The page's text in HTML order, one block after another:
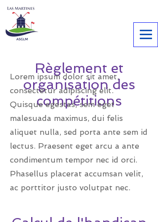
Règlement et
organisation des
compétitions
Lorem ipsum dolor sit amet,
consectetur adipiscing elit.
Quisque egestas, sem eget
malesuada maximus, dui felis
aliquet nulla, sed porta ante sem id
lectus. Praesent eget arcu a ante
condimentum tempor nec id orci.
Phasellus placerat accumsan velit,
ac porttitor justo volutpat nec.